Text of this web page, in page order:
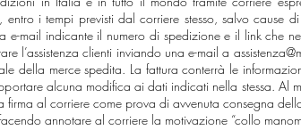
entro i tempi previsti dal corriere stesso, salvo
e-mail indicante il numero di spedizione e il link che
l’assistenza clienti inviando una e-mail a
della merce spedita. La fattura conterrà le
alcuna modifica ai dati indicati nella stessa. Al
firma al corriere come prova di avvenuta consegna
annotare al corriere la motivazione “collo